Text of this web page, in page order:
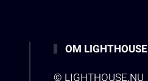
OM LIGHTHOUSE
© LIGHTHOUSE.NU